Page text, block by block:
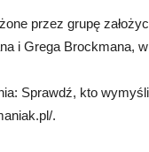
przez grupę
i Grega Brockmana,
Sprawdź, kto
.